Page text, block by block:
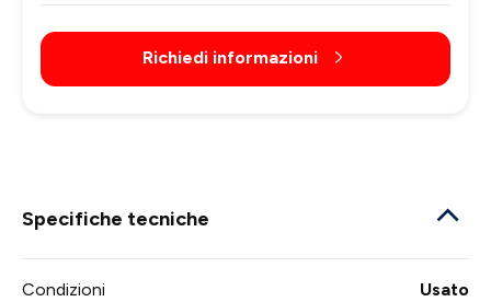
Richiedi informazioni
Specifiche tecniche
Condizioni Usato